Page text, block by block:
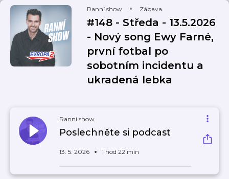
Ranní show Zábava
#148 - Středa - 13.5.2026
- Nový song Ewy Farné,
první fotbal po
sobotním incidentu a
ukradená lebka
Ranní show
Poslechněte si podcast
13. 5. 2026 1 hod 22 min